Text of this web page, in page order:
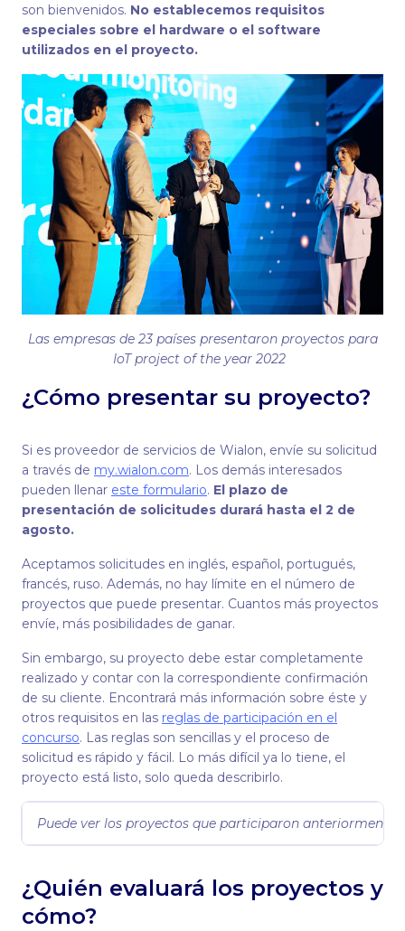
son bienvenidos. No establecemos requisitos
especiales sobre el hardware o el software
utilizados en el proyecto.
Las empresas de 23 países presentaron proyectos para
IoT project of the year 2022
¿Cómo presentar su proyecto?
Si es proveedor de servicios de Wialon, envíe su solicitud
a través de my.wialon.com. Los demás interesados
pueden llenar este formulario. El plazo de
presentación de solicitudes durará hasta el 2 de
agosto.
Aceptamos solicitudes en inglés, español, portugués,
francés, ruso. Además, no hay límite en el número de
proyectos que puede presentar. Cuantos más proyectos
envíe, más posibilidades de ganar.
Sin embargo, su proyecto debe estar completamente
realizado y contar con la correspondiente confirmación
de su cliente. Encontrará más información sobre éste y
otros requisitos en las reglas de participación en el
concurso. Las reglas son sencillas y el proceso de
solicitud es rápido y fácil. Lo más difícil ya lo tiene, el
proyecto está listo, solo queda describirlo.
Puede ver los proyectos que participaron anteriormente
¿Quién evaluará los proyectos y
cómo?